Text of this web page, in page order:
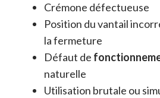
Crémone défectueuse
Position du vantail
la fermeture
Défaut de
naturelle
Utilisation brutale ou